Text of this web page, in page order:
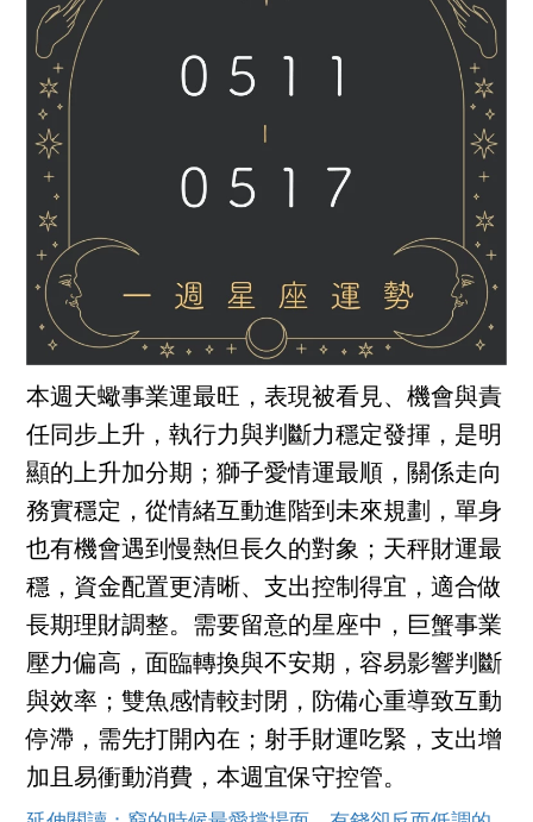
本週天蠍事業運最旺，表現被看見、機會與責
任同步上升，執行力與判斷力穩定發揮，是明
顯的上升加分期；獅子愛情運最順，關係走向
務實穩定，從情緒互動進階到未來規劃，單身
也有機會遇到慢熱但長久的對象；天秤財運最
穩，資金配置更清晰、支出控制得宜，適合做
長期理財調整。需要留意的星座中，巨蟹事業
壓力偏高，面臨轉換與不安期，容易影響判斷
與效率；雙魚感情較封閉，防備心重導致互動
停滯，需先打開內在；射手財運吃緊，支出增
加且易衝動消費，本週宜保守控管。